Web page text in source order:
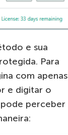
e sua
Para
com apenas
e digitar o
perceber